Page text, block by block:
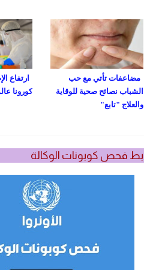
ارتفاع
كورونا
مضاعفات تأتي مع حب
الشباب نصائح صحية للوقاية
والعلاج "تابع"
فحص كوبونات الوكالة